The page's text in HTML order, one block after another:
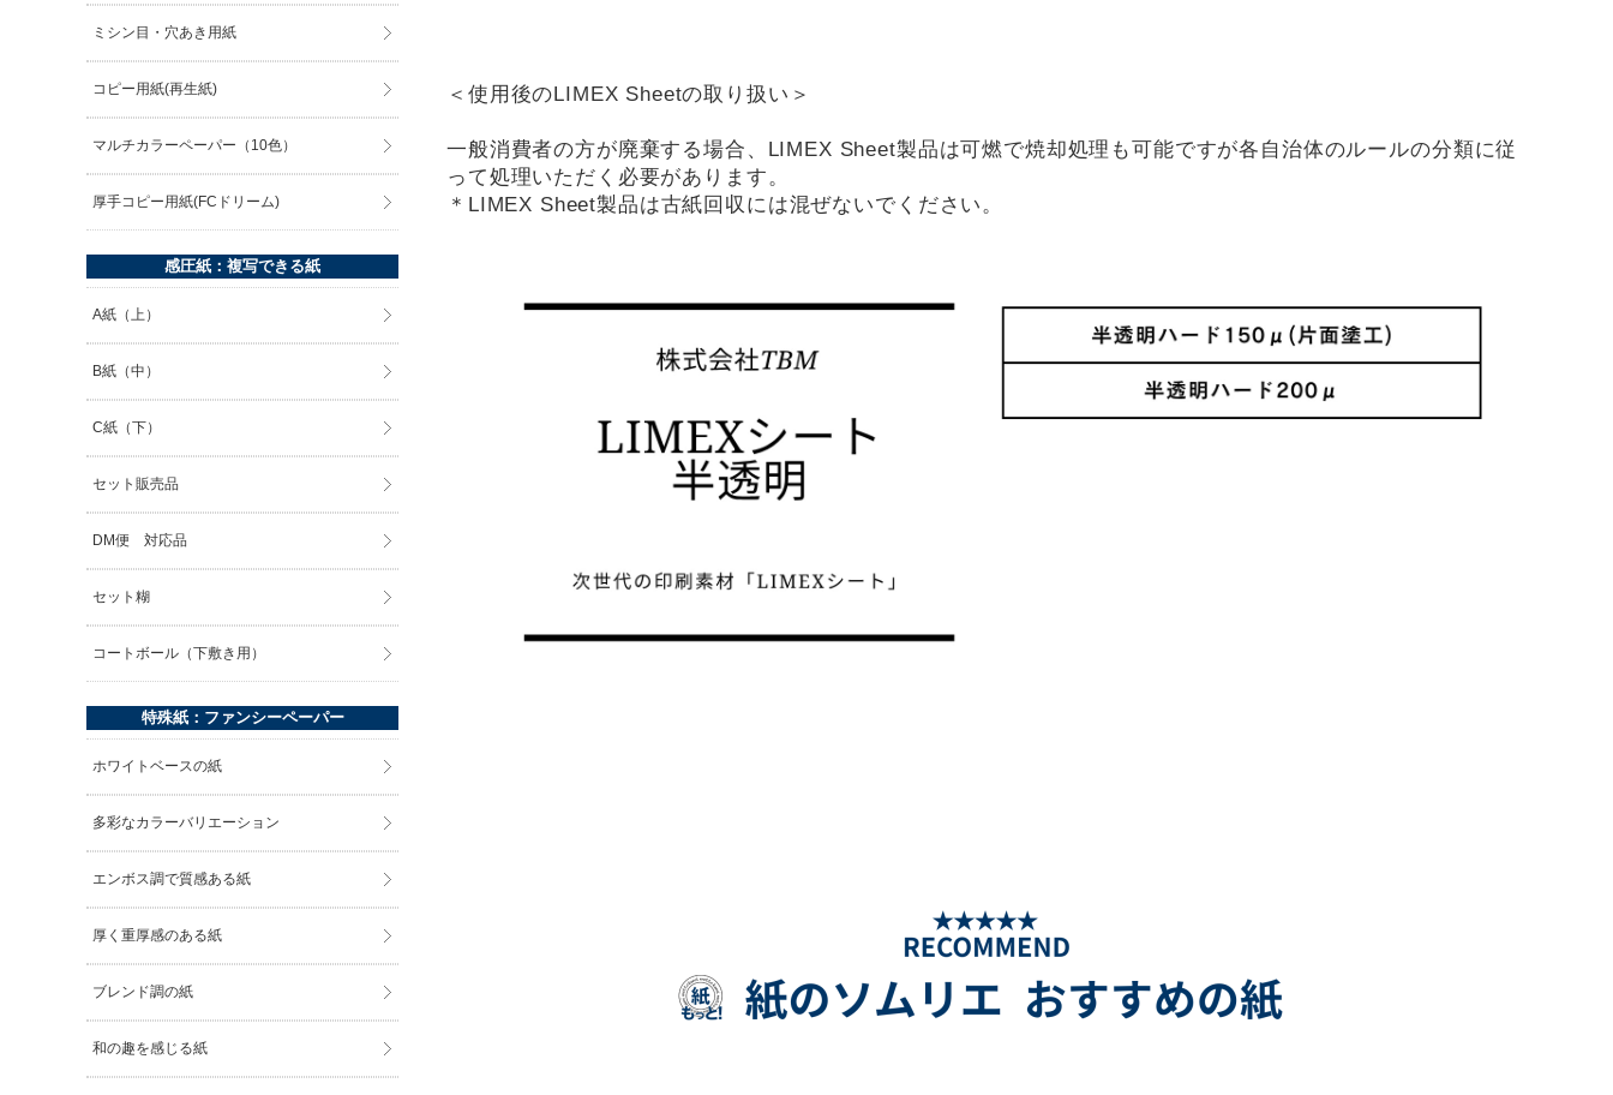
＜使用後のLIMEX Sheetの取り扱い＞
一般消費者の方が廃棄する場合、LIMEX Sheet製品は可燃で焼却処理も可能ですが各自治体のルールの分類に従
って処理いただく必要があります。
＊LIMEX Sheet製品は古紙回収には混ぜないでください。
ミシン目・穴あき用紙
コピー用紙(再生紙)
マルチカラーペーパー（10色）
厚手コピー用紙(FCドリーム)
感圧紙：複写できる紙
A紙（上）
B紙（中）
C紙（下）
セット販売品
DM便 対応品
セット糊
コートボール（下敷き用）
特殊紙：ファンシーペーパー
ホワイトベースの紙
多彩なカラーバリエーション
エンボス調で質感ある紙
厚く重厚感のある紙
ブレンド調の紙
和の趣を感じる紙